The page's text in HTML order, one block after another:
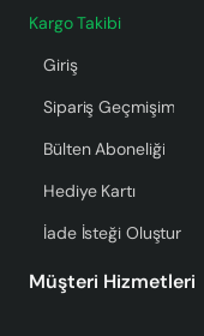
Kargo Takibi
Giriş
Sipariş Geçmişim
Bülten Aboneliği
Hediye Kartı
İade İsteği Oluştur
Müşteri Hizmetleri